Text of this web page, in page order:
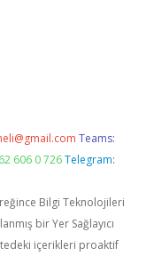
Teams:
606 0 726 Telegram:
Bilgi Teknolojileri
bir Yer Sağlayıcı
içerikleri proaktif